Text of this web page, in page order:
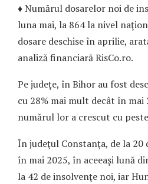
♦ Numărul dosarelor noi de
luna mai, la 864 la nivel
dosare deschise în aprilie,
analiză financiară RisCo.ro.
Pe judeţe, în Bihor au fost
cu 28% mai mult decât în
numărul lor a crescut cu
În judeţul Constanţa, de la 20
în mai 2025, în aceeaşi lună
la 42 de insolvenţe noi, iar